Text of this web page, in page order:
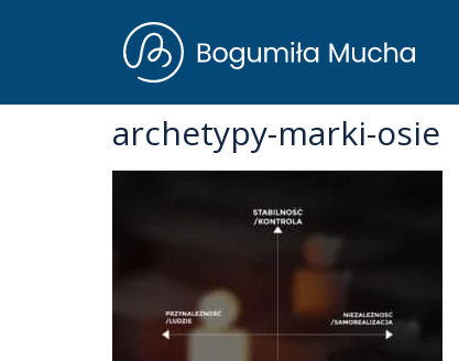
archetypy-marki-osie